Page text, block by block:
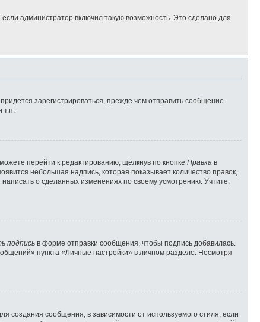
администратор включил такую возможность. Это сделано для
зарегистрироваться, прежде чем отправить сообщение.
т.п.
перейти к редактированию, щёлкнув по кнопке Правка в
небольшая надпись, которая показывает количество правок,
о сделанных изменениях по своему усмотрению. Учтите,
подпись в форме отправки сообщения, чтобы подпись добавилась.
пункта «Личные настройки» в личном разделе. Несмотря
создания сообщения, в зависимости от используемого стиля; если